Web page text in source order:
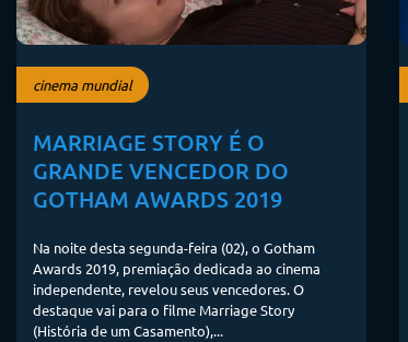
cinema mundial
MARRIAGE STORY É O
GRANDE VENCEDOR DO
GOTHAM AWARDS 2019
Na noite desta segunda-feira (02), o Gotham
Awards 2019, premiação dedicada ao cinema
independente, revelou seus vencedores. O
destaque vai para o filme Marriage Story
(História de um Casamento),...